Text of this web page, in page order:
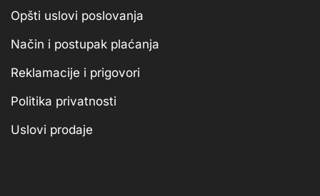
Opšti uslovi poslovanja
Način i postupak plaćanja
Reklamacije i prigovori
Politika privatnosti
Uslovi prodaje